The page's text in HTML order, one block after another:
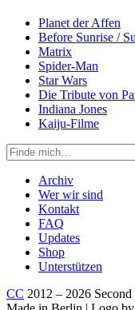
Planet der Affen
Before Sunrise /
Matrix
Spider-Man
Star Wars
Die Tribute von
Indiana Jones
Kaiju-Filme
Suche
in
https://secondunit-
podcast.de/
Archiv
Wer wir sind
Kontakt
FAQ
Updates
Shop
Unterstützen
CC 2012 – 2026